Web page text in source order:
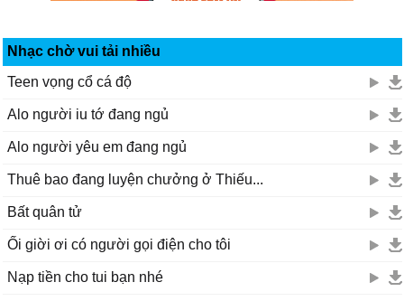
Nhạc chờ vui tải nhiều
Teen vọng cổ cá độ
Alo người iu tớ đang ngủ
Alo người yêu em đang ngủ
Thuê bao đang luyện chưởng ở Thiếu...
Bất quân tử
Ối giời ơi có người gọi điện cho tôi
Nạp tiền cho tui bạn nhé